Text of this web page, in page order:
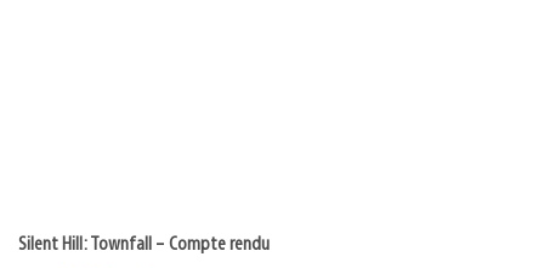
Silent Hill: Townfall – Compte rendu